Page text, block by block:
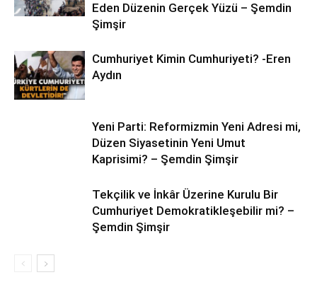
Eden Düzenin Gerçek Yüzü – Şemdin
Şimşir
Cumhuriyet Kimin Cumhuriyeti? -Eren
Aydın
Yeni Parti: Reformizmin Yeni Adresi mi,
Düzen Siyasetinin Yeni Umut
Kaprisimi? – Şemdin Şimşir
Tekçilik ve İnkâr Üzerine Kurulu Bir
Cumhuriyet Demokratikleşebilir mi? –
Şemdin Şimşir